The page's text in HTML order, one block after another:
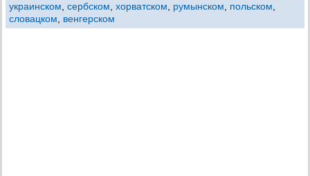
украинском сербском хорватском румынском польском
словацком
венгерском